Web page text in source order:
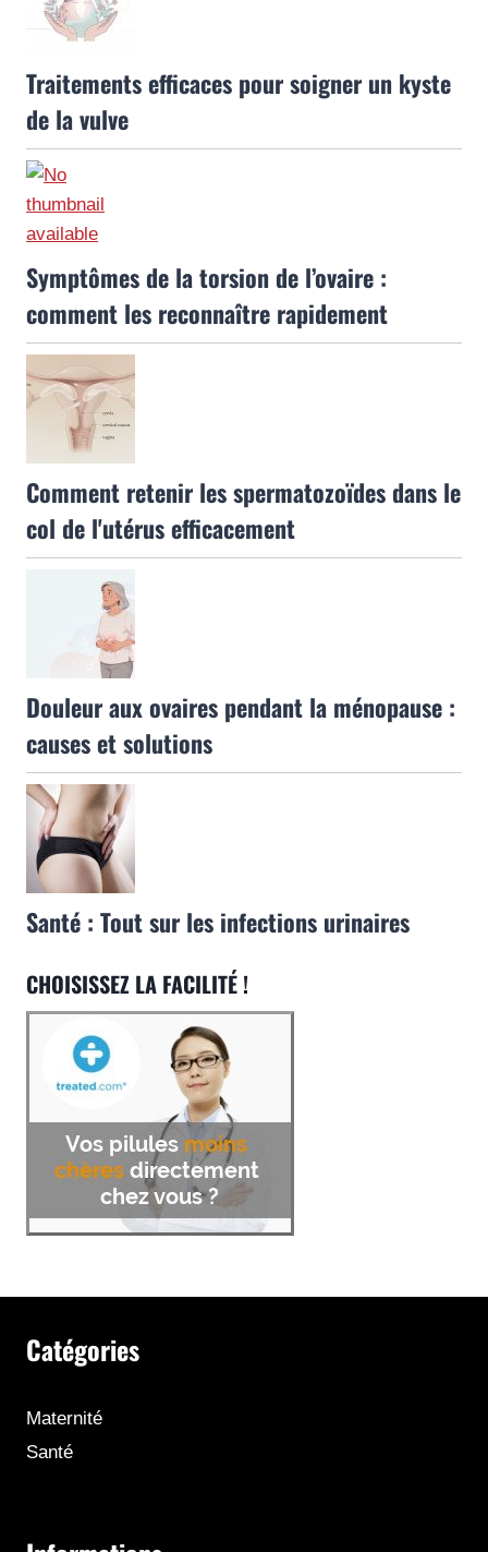
Traitements efficaces pour soigner un kyste
de la vulve
Symptômes de la torsion de l’ovaire :
comment les reconnaître rapidement
Comment retenir les spermatozoïdes dans le
col de l'utérus efficacement
Douleur aux ovaires pendant la ménopause :
causes et solutions
Santé : Tout sur les infections urinaires
CHOISISSEZ LA FACILITÉ !
Catégories
Maternité
Santé